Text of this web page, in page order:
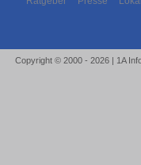
Copyright © 2000 - 2026 | 1A